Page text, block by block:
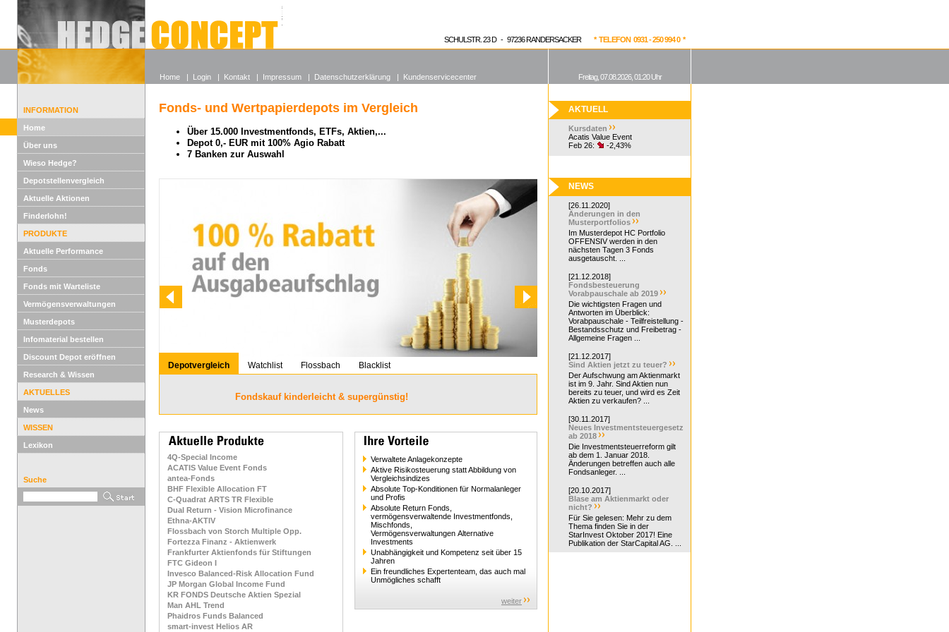
Alle offenen Fonds
Wieso Hedgefonds?
SCHULSTR. 23 D - 97236 RANDERSACKER * TELEFON 0931 - 250 994 0 *
INFORMATION
Home
Über uns
Wieso Hedge?
Depotstellenvergleich
Aktuelle Aktionen
Finderlohn!
PRODUKTE
Aktuelle Performance
Fonds
Fonds mit Warteliste
Vermögensverwaltungen
Musterdepots
Infomaterial bestellen
Discount Depot eröffnen
Research & Wissen
AKTUELLES
News
WISSEN
Lexikon
Suche
Fonds- und Wertpapierdepots im Vergleich
Über 15.000 Investmentfonds, ETFs, Aktien,...
Depot 0,- EUR mit 100% Agio Rabatt
7 Banken zur Auswahl
Depotvergleich Watchlist Flossbach Blacklist
Fondskauf kinderleicht & supergünstig!
4Q-Special Income
ACATIS Value Event Fonds
antea-Fonds
BHF Flexible Allocation FT
C-Quadrat ARTS TR Flexible
Dual Return - Vision Microfinance
Ethna-AKTIV
Flossbach von Storch Multiple Opp.
Fortezza Finanz - Aktienwerk
Frankfurter Aktienfonds für Stiftungen
FTC Gideon I
Invesco Balanced-Risk Allocation Fund
JP Morgan Global Income Fund
KR FONDS Deutsche Aktien Spezial
Man AHL Trend
Phaidros Funds Balanced
smart-invest Helios AR
Verwaltete Anlagekonzepte
Aktive Risikosteuerung statt Abbildung von
Vergleichsindizes
Absolute Top-Konditionen für Normalanleger
und Profis
Absolute Return Fonds,
vermögensverwaltende Investmentfonds,
Mischfonds,
Vermögensverwaltungen Alternative
Investments
Unabhängigkeit und Kompetenz seit über 15
Jahren
Ein freundliches Expertenteam, das auch mal
Unmögliches schafft
weiter
AKTUELL
Kursdaten
Acatis Value Event
Feb 26:
-2,43%
NEWS
[26.11.2020]
Änderungen in den
Musterportfolios
Im Musterdepot HC Portfolio
OFFENSIV werden in den
nächsten Tagen 3 Fonds
ausgetauscht. ...
[21.12.2018]
Fondsbesteuerung
Vorabpauschale ab 2019
Die wichtigsten Fragen und
Antworten im Überblick:
Vorabpauschale - Teilfreistellung -
Bestandsschutz und Freibetrag -
Allgemeine Fragen ...
[21.12.2017]
Sind Aktien jetzt zu teuer?
Der Aufschwung am Aktienmarkt
ist im 9. Jahr. Sind Aktien nun
bereits zu teuer, und wird es Zeit
Aktien zu verkaufen? ...
[30.11.2017]
Neues Investmentsteuergesetz
ab 2018
Die Investmentsteuerreform gilt
ab dem 1. Januar 2018.
Änderungen betreffen auch alle
Fondsanleger. ...
[20.10.2017]
Blase am Aktienmarkt oder
nicht?
Für Sie gelesen: Mehr zu dem
Thema finden Sie in der
StarInvest Oktober 2017! Eine
Publikation der StarCapital AG. ...
Home | Login | Kontakt | Impressum | Datenschutzerklärung | Kundenservicecenter Freitag, 07.08.2026, 01:20 Uhr